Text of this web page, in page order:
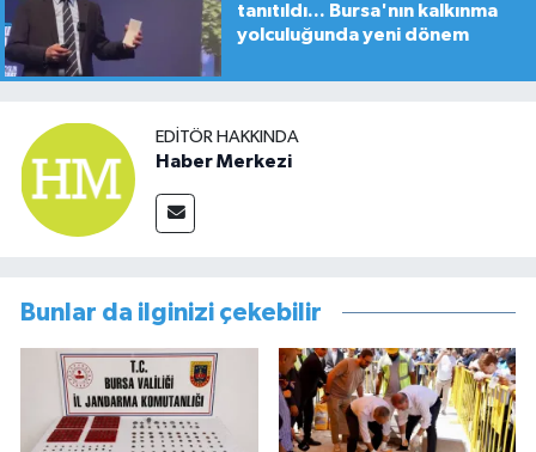
tanıtıldı... Bursa'nın kalkınma
yolculuğunda yeni dönem
EDITÖR HAKKINDA
Haber Merkezi
Bunlar da ilginizi çekebilir